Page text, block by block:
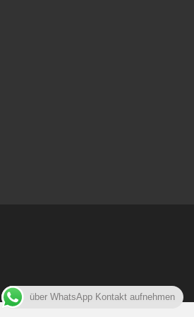
über WhatsApp Kontakt aufnehmen